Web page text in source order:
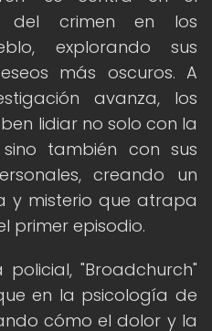
del crimen en los
explorando sus
más oscuros. A
avanza, los
lidiar no solo con la
también con sus
creando un
y misterio que atrapa
primer episodio.
"Broadchurch"
en la psicología de
cómo el dolor y la